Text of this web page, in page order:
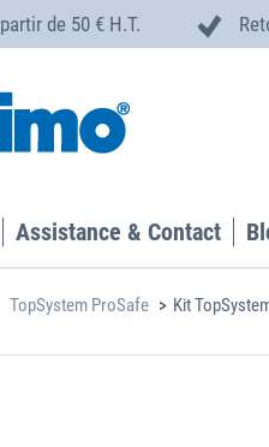
de 50 € H.T.
Assistance & Contact
TopSystem ProSafe Kit